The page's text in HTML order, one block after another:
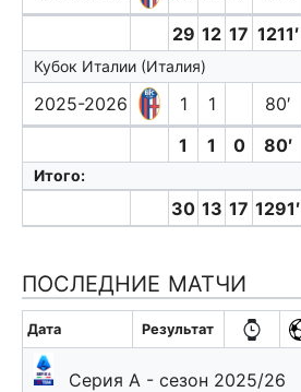
29 12 17 1211′
Кубок Италии (Италия)
2025-2026 1 1
80′
1
1 0 80′
Итого:
30 13 17 1291′
ПОСЛЕДНИЕ МАТЧИ
Дата Результат
Серия А - сезон 2025/26